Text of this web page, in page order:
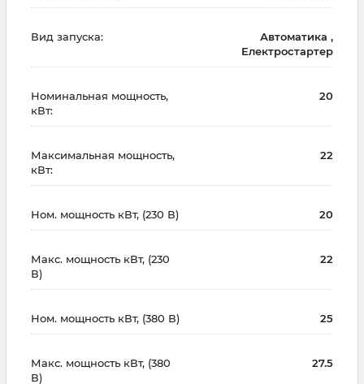
Вид запуска:
Автоматика ,
Електростартер
Номинальная мощность,
кВт:
20
Максимальная мощность,
кВт:
22
Ном. мощность кВт, (230 В) 20
Макс. мощность кВт, (230
В)
22
Ном. мощность кВт, (380 В) 25
Макс. мощность кВт, (380
В)
27.5